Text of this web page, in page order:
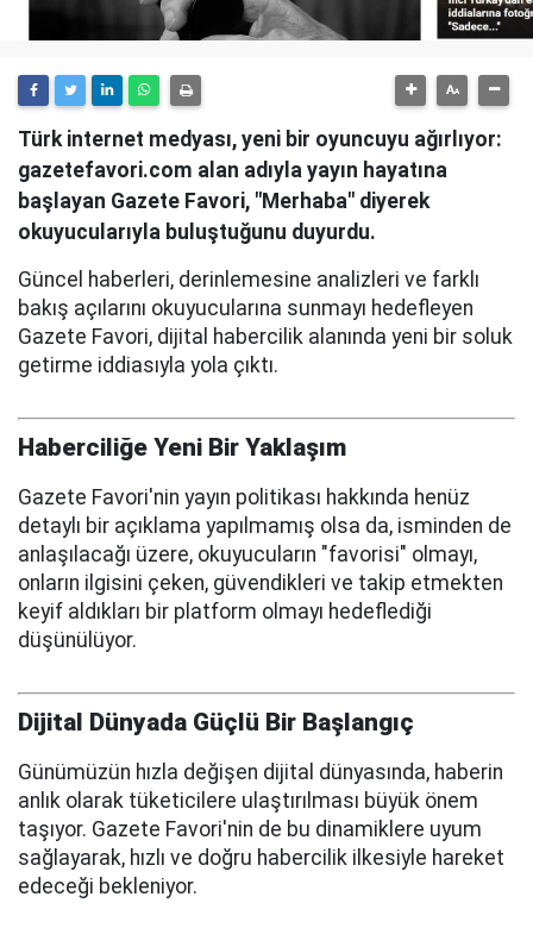
Türk internet medyası, yeni bir oyuncuyu ağırlıyor:
gazetefavori.com alan adıyla yayın hayatına
başlayan Gazete Favori, "Merhaba" diyerek
okuyucularıyla buluştuğunu duyurdu.
Güncel haberleri, derinlemesine analizleri ve farklı
bakış açılarını okuyucularına sunmayı hedefleyen
Gazete Favori, dijital habercilik alanında yeni bir soluk
getirme iddiasıyla yola çıktı.
Haberciliğe Yeni Bir Yaklaşım
Gazete Favori'nin yayın politikası hakkında henüz
detaylı bir açıklama yapılmamış olsa da, isminden de
anlaşılacağı üzere, okuyucuların "favorisi" olmayı,
onların ilgisini çeken, güvendikleri ve takip etmekten
keyif aldıkları bir platform olmayı hedeflediği
düşünülüyor.
Dijital Dünyada Güçlü Bir Başlangıç
Günümüzün hızla değişen dijital dünyasında, haberin
anlık olarak tüketicilere ulaştırılması büyük önem
taşıyor. Gazete Favori'nin de bu dinamiklere uyum
sağlayarak, hızlı ve doğru habercilik ilkesiyle hareket
edeceği bekleniyor.